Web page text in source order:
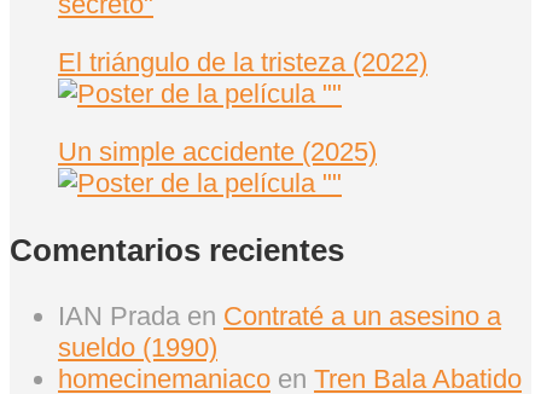
El triángulo de la tristeza (2022)
Un simple accidente (2025)
Comentarios recientes
IAN Prada en Contraté a un asesino a
sueldo (1990)
homecinemaniaco en Tren Bala Abatido